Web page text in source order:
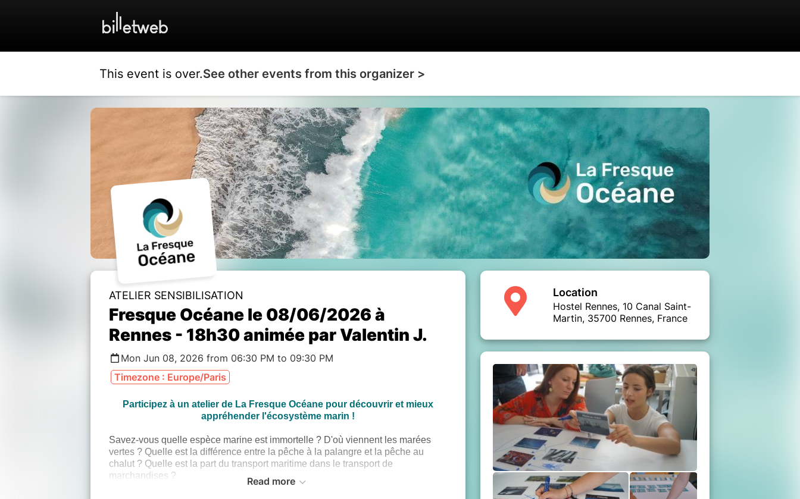
This event is over.See other events from this organizer >
ATELIER SENSIBILISATION
Fresque Océane le 08/06/2026 à
Rennes - 18h30 animée par Valentin J.
Mon Jun 08, 2026 from 06:30 PM to 09:30 PM
Timezone : Europe/Paris
Participez à un atelier de La Fresque Océane pour découvrir et mieux
appréhender l'écosystème marin !
Savez-vous quelle espèce marine est immortelle ? D'où viennent les marées
vertes ? Quelle est la différence entre la pêche à la palangre et la pêche au
chalut ? Quelle est la part du transport maritime dans le transport de
marchandises ?
Read more
Location
Hostel Rennes, 10 Canal Saint-
Martin, 35700 Rennes, France